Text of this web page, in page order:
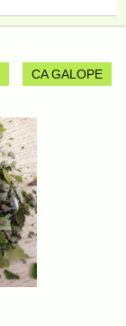
CA GALOPE